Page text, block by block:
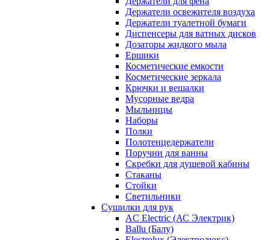
Держатели освежителя воздуха
Держатели туалетной бумаги
Диспенсеры для ватных дисков
Дозаторы жидкого мыла
Ершики
Косметические емкости
Косметические зеркала
Крючки и вешалки
Мусорные ведра
Мыльницы
Наборы
Полки
Полотенцедержатели
Поручни для ванны
Скребки для душевой кабины
Стаканы
Стойки
Светильники
Сушилки для рук
AC Electric (АС Электрик)
Ballu (Балу)